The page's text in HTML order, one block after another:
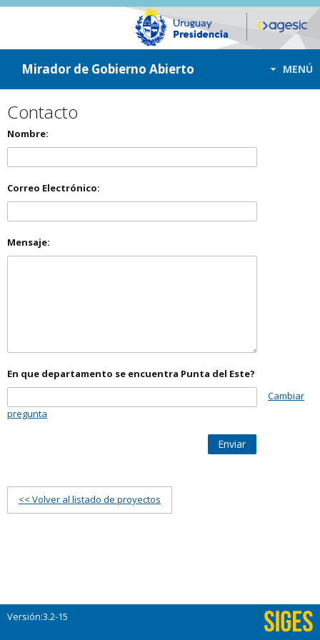
ir a contenido
ir al menú
Mirador de Gobierno Abierto MENÚ
Contacto
Nombre:
Correo Electrónico:
Mensaje:
En que departamento se encuentra Punta del Este?
Cambiar
pregunta
Enviar
<< Volver al listado de proyectos
Versión:3.2-15